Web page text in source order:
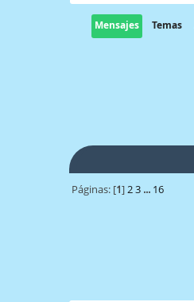
Mensajes Temas
Páginas: [1]2 3 ... 16